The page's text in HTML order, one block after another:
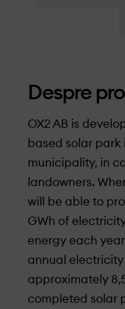
Despre
OX2 AB is
based solar park
municipality, in
landowners.
will be able to
GWh of
energy each
annual
approximately
completed solar